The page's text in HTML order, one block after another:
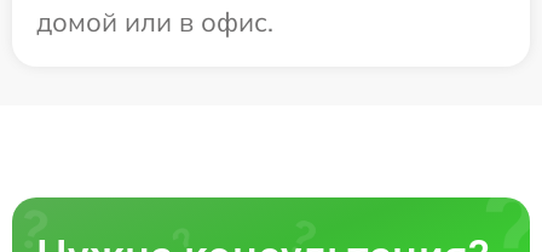
домой или в офис.